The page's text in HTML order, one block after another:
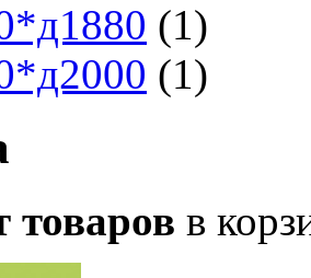
(1)
(1)
товаров в